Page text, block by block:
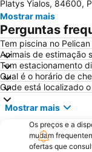
Psarou Beach
Mykonos Island
Punda Beach Club
Elia
Chryssi Akti
1. Antanaklasis Music
Chalandriani
Kastraki
Platys Yialos, 84600,
Mostrar mais
Perguntas
Tem piscina no
Animais de estimação
Tem estacionamento
Qual é o horário de
Onde está localizado
Mostrar mais
Os preços e a
mudam
ofertas que